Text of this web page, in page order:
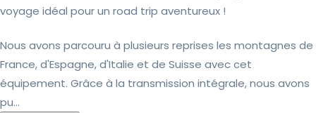
voyage idéal pour un road trip aventureux !
Nous avons parcouru à plusieurs reprises les montagnes de
France, d'Espagne, d'Italie et de Suisse avec cet
équipement. Grâce à la transmission intégrale, nous avons
pu...